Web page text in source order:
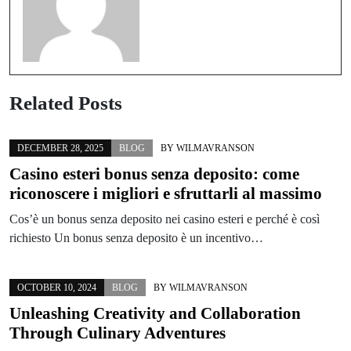
Related Posts
DECEMBER 28, 2025 BLOG BY WILMAVRANSON
Casino esteri bonus senza deposito: come
riconoscere i migliori e sfruttarli al massimo
Cos’è un bonus senza deposito nei casino esteri e perché è così
richiesto Un bonus senza deposito è un incentivo…
OCTOBER 10, 2024 BLOG BY WILMAVRANSON
Unleashing Creativity and Collaboration
Through Culinary Adventures